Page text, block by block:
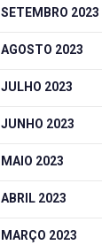
SETEMBRO 2023
AGOSTO 2023
JULHO 2023
JUNHO 2023
MAIO 2023
ABRIL 2023
MARÇO 2023